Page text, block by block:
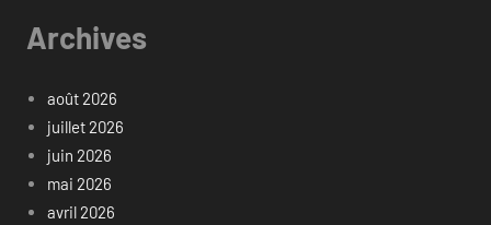
Archives
août 2026
juillet 2026
juin 2026
mai 2026
avril 2026